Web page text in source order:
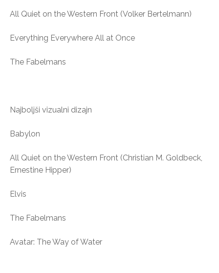
All Quiet on the Western Front (Volker Bertelmann)
Everything Everywhere All at Once
The Fabelmans
Najboljši vizualni dizajn
Babylon
All Quiet on the Western Front (Christian M. Goldbeck,
Ernestine Hipper)
Elvis
The Fabelmans
Avatar: The Way of Water